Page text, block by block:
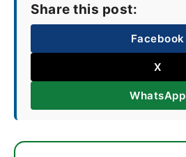
Share this post:
Facebook
X
WhatsApp